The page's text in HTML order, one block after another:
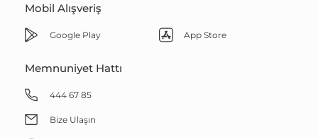
Mobil Alışveriş
Google Play App Store
Memnuniyet Hattı
444 67 85
Bize Ulaşın